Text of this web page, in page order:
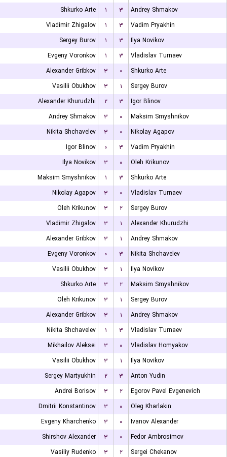
Shkurko Arte
۱ ۳
Andrey Shmakov
Vladimir Zhigalov
۱ ۳
Vadim Pryakhin
Sergey Burov
۱ ۳
Ilya Novikov
Evgeny Voronkov
۱ ۳
Vladislav Turnaev
Alexander Gribkov
۳ ۰
Shkurko Arte
Vasilii Obukhov
۳ ۱
Sergey Burov
Alexander Khurudzhi
۲ ۳
Igor Blinov
Andrey Shmakov
۳ ۰
Maksim Smyshnikov
Nikita Shchavelev
۳ ۰
Nikolay Agapov
Igor Blinov
۰ ۳
Vadim Pryakhin
Ilya Novikov
۳ ۰
Oleh Krikunov
Maksim Smyshnikov
۱ ۳
Shkurko Arte
Nikolay Agapov
۳ ۰
Vladislav Turnaev
Oleh Krikunov
۳ ۲
Sergey Burov
Vladimir Zhigalov
۳ ۱
Alexander Khurudzhi
Alexander Gribkov
۳ ۱
Andrey Shmakov
Evgeny Voronkov
۰ ۳
Nikita Shchavelev
Vasilii Obukhov
۳ ۱
Ilya Novikov
Shkurko Arte
۳ ۲
Maksim Smyshnikov
Oleh Krikunov
۳ ۱
Sergey Burov
Alexander Gribkov
۳ ۱
Andrey Shmakov
Nikita Shchavelev
۱ ۳
Vladislav Turnaev
Mikhailov Aleksei
۳ ۰
Vladislav Homyakov
Vasilii Obukhov
۳ ۱
Ilya Novikov
Sergey Martyukhin
۲ ۳
Anton Yudin
Andrei Borisov
۳ ۲
Egorov Pavel Evgenevich
Dmitrii Konstantinov
۳ ۰
Oleg Kharlakin
Evgeny Kharchenko
۳ ۰
Ivanov Alexander
Shirshov Alexander
۳ ۰
Fedor Ambrosimov
Vasiliy Rudenko
۳ ۲
Sergei Chekanov